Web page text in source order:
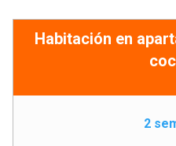
Habitación en
2